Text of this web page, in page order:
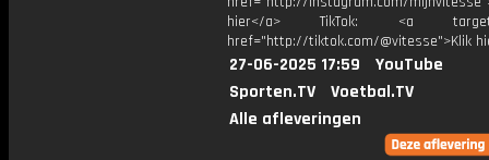
hier</a> TikTok: <a
href="http://tiktok.com/@vitesse">Klik
27-06-2025 17:59
YouTube
Sporten.TV
Voetbal.TV
Alle afleveringen